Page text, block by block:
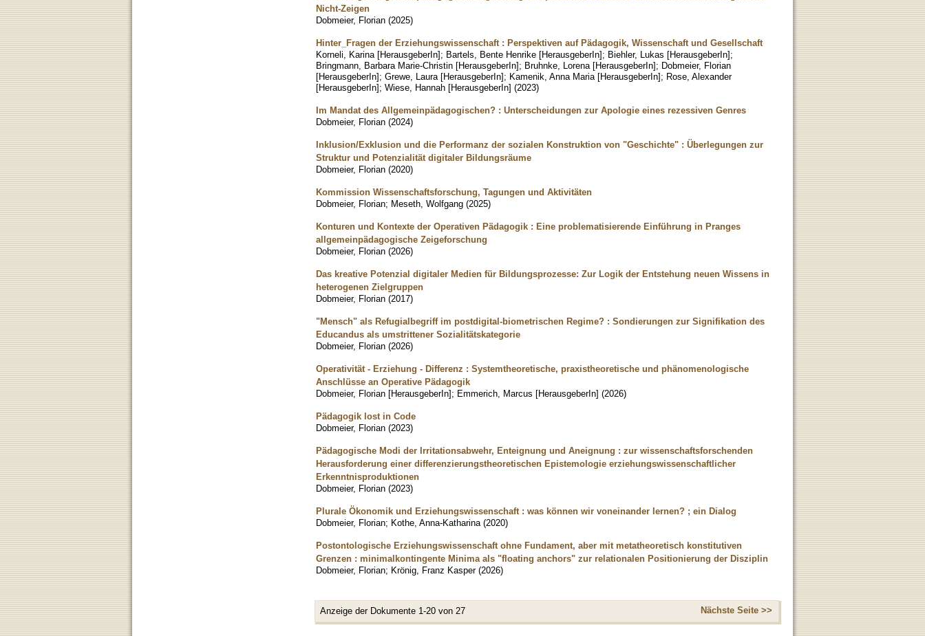
Nicht-Zeigen
Dobmeier, Florian (2025)
Hinter_Fragen der Erziehungswissenschaft : Perspektiven auf Pädagogik, Wissenschaft und Gesellschaft
Korneli, Karina [HerausgeberIn]; Bartels, Bente Henrike [HerausgeberIn]; Biehler, Lukas [HerausgeberIn];
Bringmann, Barbara Marie-Christin [HerausgeberIn]; Bruhnke, Lorena [HerausgeberIn]; Dobmeier, Florian
[HerausgeberIn]; Grewe, Laura [HerausgeberIn]; Kamenik, Anna Maria [HerausgeberIn]; Rose, Alexander
[HerausgeberIn]; Wiese, Hannah [HerausgeberIn] (2023)
Im Mandat des Allgemeinpädagogischen? : Unterscheidungen zur Apologie eines rezessiven Genres
Dobmeier, Florian (2024)
Inklusion/Exklusion und die Performanz der sozialen Konstruktion von "Geschichte" : Überlegungen zur
Struktur und Potenzialität digitaler Bildungsräume
Dobmeier, Florian (2020)
Kommission Wissenschaftsforschung, Tagungen und Aktivitäten
Dobmeier, Florian; Meseth, Wolfgang (2025)
Konturen und Kontexte der Operativen Pädagogik : Eine problematisierende Einführung in Pranges
allgemeinpädagogische Zeigeforschung
Dobmeier, Florian (2026)
Das kreative Potenzial digitaler Medien für Bildungsprozesse: Zur Logik der Entstehung neuen Wissens in
heterogenen Zielgruppen
Dobmeier, Florian (2017)
"Mensch" als Refugialbegriff im postdigital-biometrischen Regime? : Sondierungen zur Signifikation des
Educandus als umstrittener Sozialitätskategorie
Dobmeier, Florian (2026)
Operativität - Erziehung - Differenz : Systemtheoretische, praxistheoretische und phänomenologische
Anschlüsse an Operative Pädagogik
Dobmeier, Florian [HerausgeberIn]; Emmerich, Marcus [HerausgeberIn] (2026)
Pädagogik lost in Code
Dobmeier, Florian (2023)
Pädagogische Modi der Irritationsabwehr, Enteignung und Aneignung : zur wissenschaftsforschenden
Herausforderung einer differenzierungstheoretischen Epistemologie erziehungswissenschaftlicher
Erkenntnisproduktionen
Dobmeier, Florian (2023)
Plurale Ökonomik und Erziehungswissenschaft : was können wir voneinander lernen? ; ein Dialog
Dobmeier, Florian; Kothe, Anna-Katharina (2020)
Postontologische Erziehungswissenschaft ohne Fundament, aber mit metatheoretisch konstitutiven
Grenzen : minimalkontingente Minima als "floating anchors" zur relationalen Positionierung der Disziplin
Dobmeier, Florian; Krönig, Franz Kasper (2026)
Anzeige der Dokumente 1-20 von 27 Nächste Seite >>